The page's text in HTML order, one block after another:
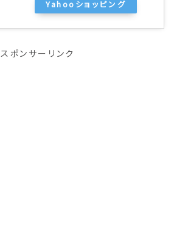
Yahooショッピング
スポンサーリンク